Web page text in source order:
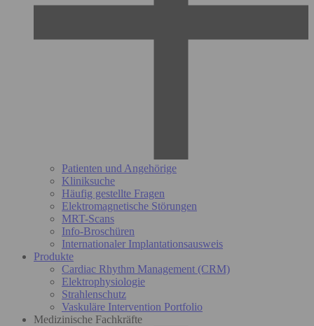
Patienten und Angehörige
Kliniksuche
Häufig gestellte Fragen
Elektromagnetische Störungen
MRT-Scans
Info-Broschüren
Internationaler Implantationsausweis
Produkte
Cardiac Rhythm Management (CRM)
Elektrophysiologie
Strahlenschutz
Vaskuläre Intervention Portfolio
Medizinische Fachkräfte